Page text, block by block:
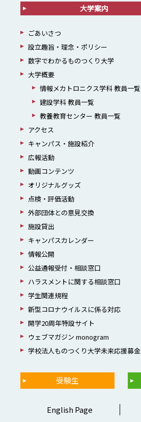
大学案内
ごあいさつ
設立趣旨・理念・ポリシー
数字でわかるものつくり大学
大学概要
情報メカトロニクス学科 教員一覧
建設学科 教員一覧
教養教育センター 教員一覧
アクセス
キャンパス・施設紹介
広報活動
動画コンテンツ
オリジナルグッズ
点検・評価活動
外部団体との意見交換
施設貸出
キャンパスカレンダー
情報公開
公益通報受付・相談窓口
ハラスメントに関する相談窓口
学生関連規程
新型コロナウイルスに係る対応
開学20周年特設サイト
ウェブマガジン monogram
学校法人ものつくり大学未来応援募金
受験生
English Page